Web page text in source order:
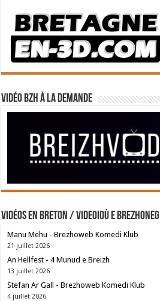
Vidéo BZH à la demande
Vidéos en breton / Videoioù e brezhoneg
Manu Mehu - Brezhoweb Komedi Klub
21 juillet 2026
An Hellfest - 4 Munud e Breizh
13 juillet 2026
Stefan Ar Gall - Brezhoweb Komedi Klub
4 juillet 2026